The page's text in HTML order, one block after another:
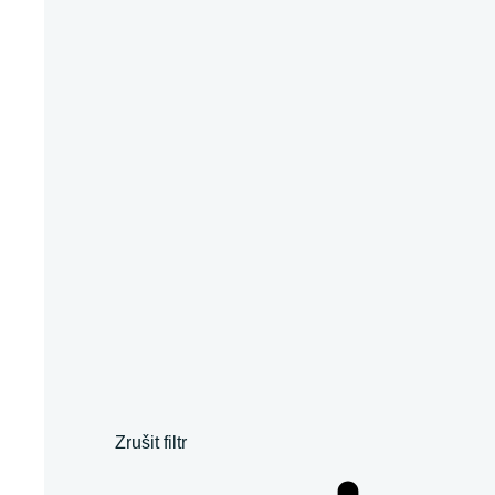
Zrušit filtr